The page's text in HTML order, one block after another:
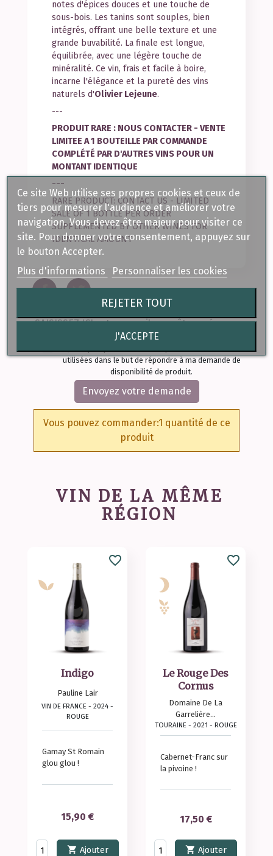
notes d'épices douces et une touche de
sous-bois. Les tanins sont souples, bien
intégrés, offrant une belle texture et une
grande buvabilité. La finale est longue,
équilibrée, avec une légère touche de
minéralité. Ce vin, frais et facile à boire,
incarne l'élégance et la pureté des vins
naturels d'Olivier Lejeune.
---
PRODUIT RARE : NOUS CONTACTER - VENTE
LIMITEE A 1 BOUTEILLE PAR COMMANDE
COMPLÉTÉ PAR D'AUTRES VINS POUR UN
MONTANT IDENTIQUE
---
RARE PRODUCT: CONTACT US - LIMITED
SALE OF 1 BOTTLE PER ORDER
SUPPLEMENTED BY OTHER WINES FOR
IDENTICAL AMOUNT
utilisées dans le but de répondre à ma demande de
disponibilité de produit.
Envoyez votre demande
Vous pouvez commander:1 quantité de ce
produit
VIN DE LA MÊME
RÉGION
Indigo
Pauline Lair
VIN DE FRANCE - 2024 -
ROUGE
Gamay St Romain
glou glou !
favorite_border
Prix
15,90 €
 Ajouter
Le Rouge Des
Cornus
Domaine De La
Garrelière...
TOURAINE - 2021 - ROUGE
Cabernet-Franc sur
la pivoine !
favorite_border
Prix
17,50 €
 Ajouter
Ce site Web utilise ses propres cookies et ceux de
tiers pour mesurer l'audience et améliorer votre
navigation. Vous devez être majeur pour visiter ce
site. Pour donner votre consentement, appuyez sur
le bouton Accepter.
Plus d'informations
Personnaliser les cookies
REJETER TOUT
J'ACCEPTE